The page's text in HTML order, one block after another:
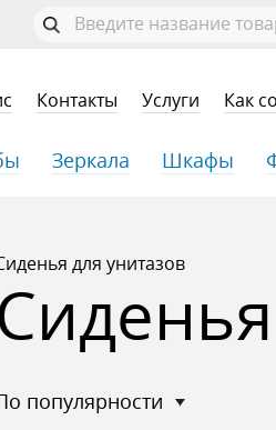
Контакты Услуги Как
Зеркала Шкафы
для унитазов
по популярности